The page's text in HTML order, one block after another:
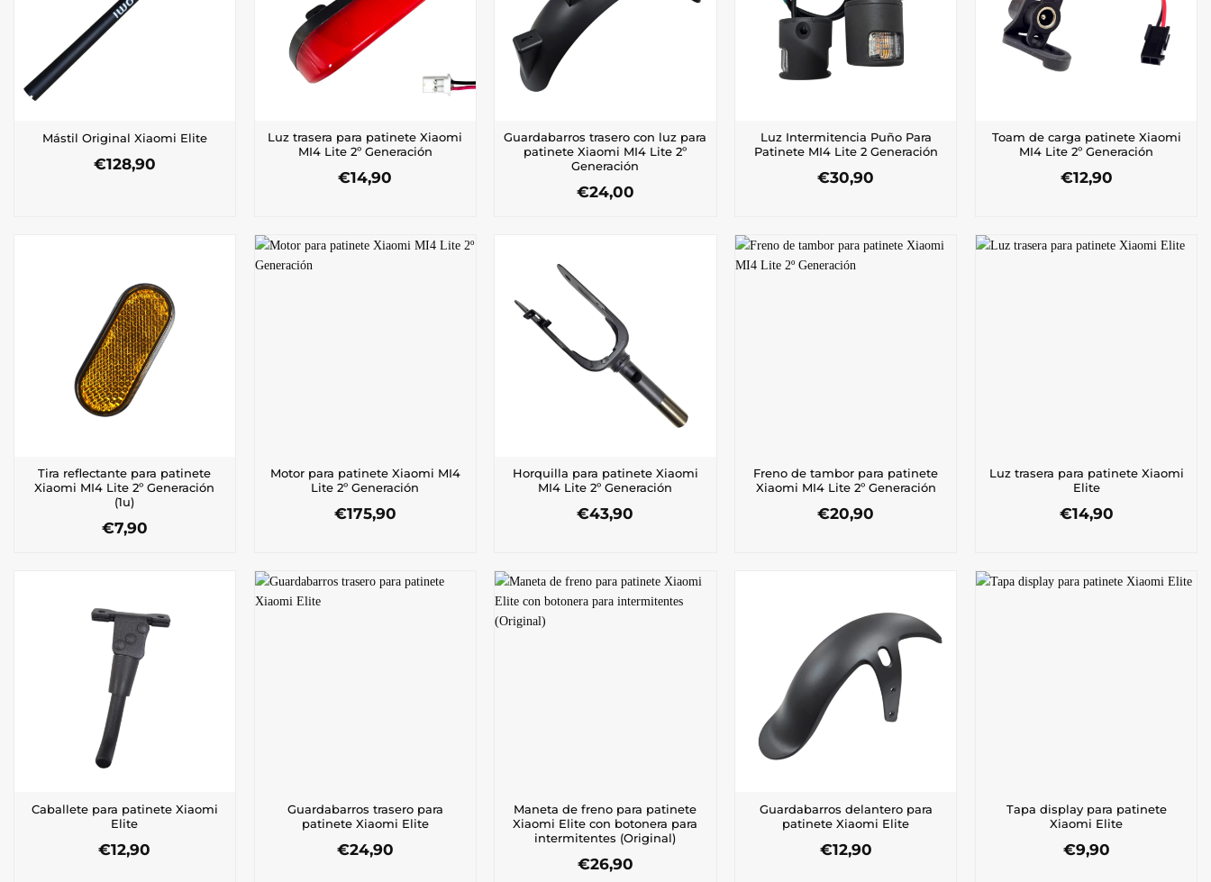
Mástil Original Xiaomi Elite
€128,90
Luz trasera para patinete Xiaomi
MI4 Lite 2º Generación
€14,90
Guardabarros trasero con luz para
patinete Xiaomi MI4 Lite 2º
Generación
€24,00
Luz Intermitencia Puño Para
Patinete MI4 Lite 2 Generación
€30,90
Toam de carga patinete Xiaomi
MI4 Lite 2º Generación
€12,90
Tira reflectante para patinete
Xiaomi MI4 Lite 2º Generación
(1u)
€7,90
Motor para patinete Xiaomi MI4
Lite 2º Generación
€175,90
Horquilla para patinete Xiaomi
MI4 Lite 2º Generación
€43,90
Freno de tambor para patinete
Xiaomi MI4 Lite 2º Generación
€20,90
Luz trasera para patinete Xiaomi
Elite
€14,90
Caballete para patinete Xiaomi
Elite
€12,90
Guardabarros trasero para
patinete Xiaomi Elite
€24,90
Maneta de freno para patinete
Xiaomi Elite con botonera para
intermitentes (Original)
€26,90
Guardabarros delantero para
patinete Xiaomi Elite
€12,90
Tapa display para patinete
Xiaomi Elite
€9,90